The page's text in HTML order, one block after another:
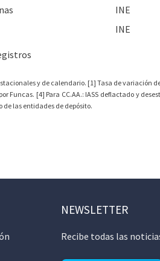
INE
INE
y de calendario. [1] Tasa de variación
Funcas. [4] Para CC.AA.: IASS deflactado y
de las entidades de depósito.
NEWSLETTER
Recibe todas las